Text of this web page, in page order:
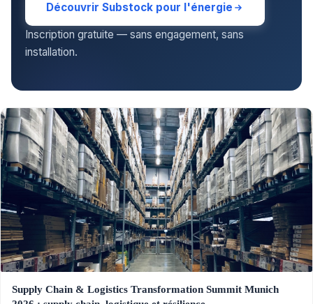
Découvrir Substock pour l'énergie
Inscription gratuite — sans engagement, sans
installation.
Supply Chain & Logistics Transformation Summit Munich